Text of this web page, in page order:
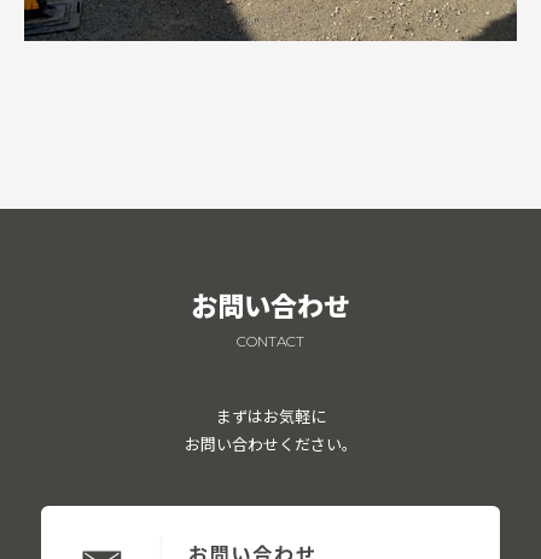
お問い合わせ
CONTACT
まずはお気軽に
お問い合わせください。